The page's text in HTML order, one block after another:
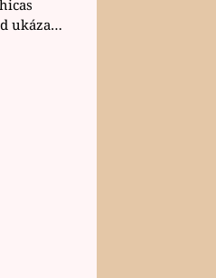
ukázal